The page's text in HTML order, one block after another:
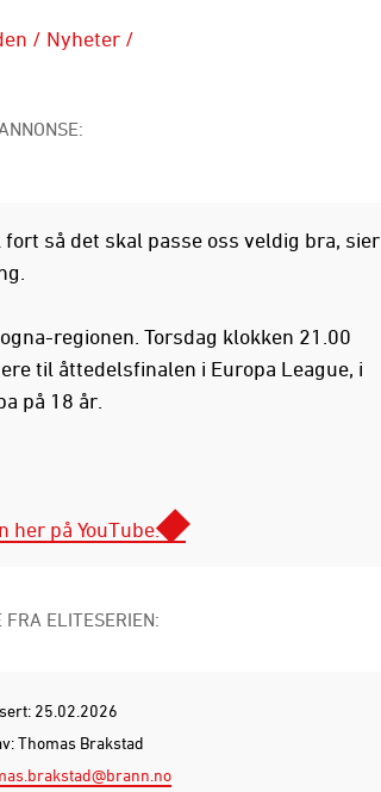
/ Nyheter /
ANNONSE:
så det skal passe oss veldig bra, sier
regionen. Torsdag klokken 21.00
til åttedelsfinalen i Europa League, i
på 18 år.
her på YouTube.
FRA ELITESERIEN:
25.02.2026
Thomas Brakstad